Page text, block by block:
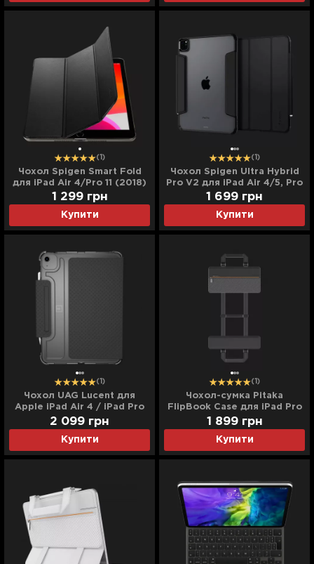
(1)
Чохол Spigen Smart Fold
для iPad Air 4/Pro 11 (2018)
(Black)
Купити
1 299 грн
(1)
Чохол Spigen Ultra Hybrid
Pro V2 для iPad Air 4/5, Pro
11 (2022-2018) (Black)
Купити
1 699 грн
(1)
Чохол UAG Lucent для
Apple iPad Air 4 / iPad Pro
11 (2018/2020) (Black)
Купити
2 099 грн
(1)
Чохол-сумка Pitaka
FlipBook Case для iPad Pro
12.9 (2022-2018) (Black)
Купити
1 899 грн